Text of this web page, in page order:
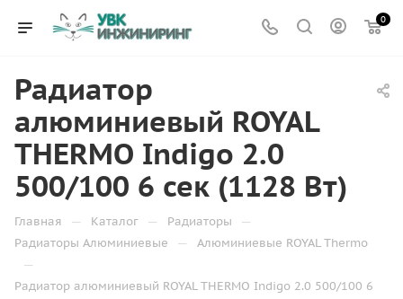
0
Радиатор
алюминиевый ROYAL
THERMO Indigo 2.0
500/100 6 сек (1128 Вт)
Главная — Каталог — Радиаторы —
Радиаторы Алюминиевые — Алюминиевые ROYAL Thermo
—
Радиатор алюминиевый ROYAL THERMO Indigo 2.0 500/100 6